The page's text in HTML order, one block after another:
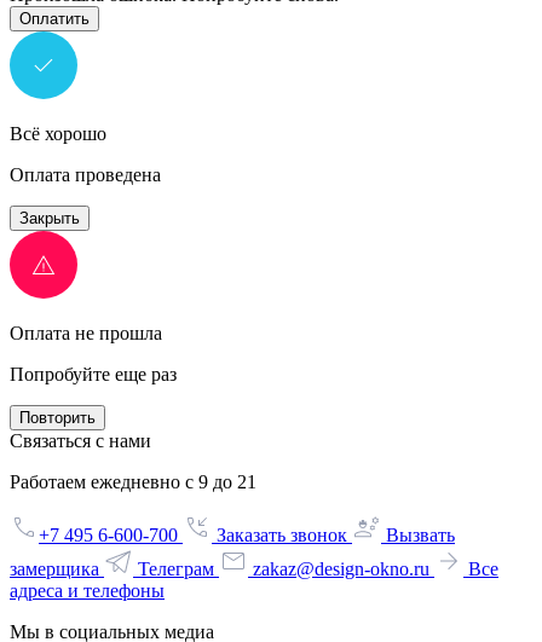
Оплатить
Всё хорошо
Оплата проведена
Закрыть
Оплата не прошла
Попробуйте еще раз
Повторить
Связаться с нами
Работаем ежедневно с 9 до 21
+7 495 6-600-700 Заказать звонок
Вызвать
замерщика
Телеграм zakaz@design-okno.ru
Все
адреса и телефоны
Мы в социальных медиа